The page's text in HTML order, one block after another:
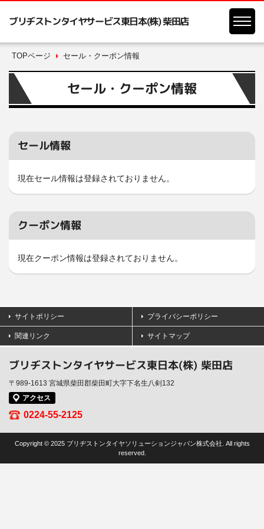
ブリヂストンタイヤサービス東日本(株) 柴田店
TOPページ セール・クーポン情報
セール・クーポン情報
セール情報
現在セール情報は登録されておりません。
クーポン情報
現在クーポン情報は登録されておりません。
サイトポリシー プライバシーポリシー
関連リンク サイトマップ
ブリヂストンタイヤサービス東日本(株) 柴田店
〒989-1613 宮城県柴田郡柴田町大字下名生八剣132
アクセス
0224-55-2125
Copyright © 2025 ブリヂストンタイヤソリューションジャパン株式会社. All rights
reserved.